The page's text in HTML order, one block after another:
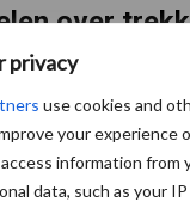
privacy
use cookies and
your experience
information from
data, such as your
over
Axion 8 Cmatic-
tot 313 pk